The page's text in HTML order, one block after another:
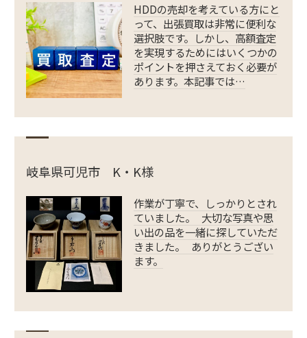
HDDの売却を考えている方にと
って、出張買取は非常に便利な
選択肢です。しかし、高額査定
を実現するためにはいくつかの
ポイントを押さえておく必要が
あります。本記事では…
岐阜県可児市 K・K様
作業が丁寧で、しっかりとされ
ていました。 大切な写真や思
い出の品を一緒に探していただ
きました。 ありがとうござい
ます。